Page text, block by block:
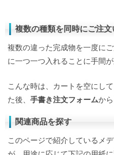
複数の種類を同時にご注
複数の違った完成物を一度に
に一つ一つ入れることに手間
こんな時は、カートを空にして
た後、 手書き注文フォームか
関連商品を探す
このページで紹介しているメ